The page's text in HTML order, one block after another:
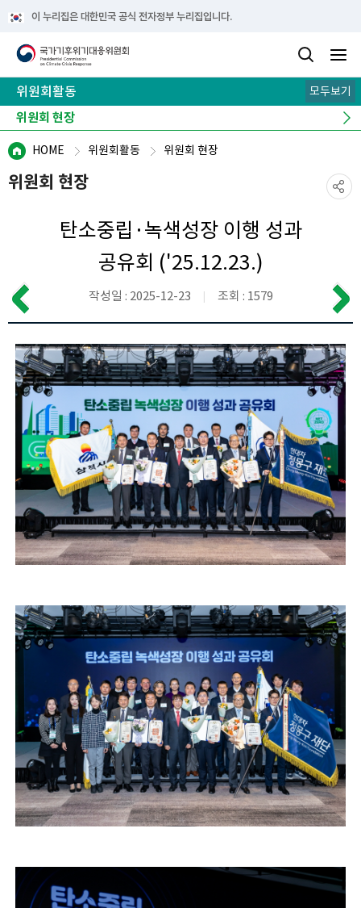
이 누리집은 대한민국 공식 전자정부 누리집입니다.
위원회활동
전체·분과회의 결과
위원회 현장
역대 위원 활동
모두보기
HOME 위원회활동 위원회 현장
위원회 현장
탄소중립·녹색성장 이행 성과
공유회 ('25.12.23.)
작성일 : 2025-12-23 조회 : 1579